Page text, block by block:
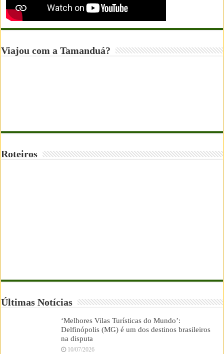
Viajou com a Tamanduá?
Roteiros
Últimas Notícias
‘Melhores Vilas Turísticas do Mundo’:
Delfinópolis (MG) é um dos destinos brasileiros
na disputa
10/07/2026